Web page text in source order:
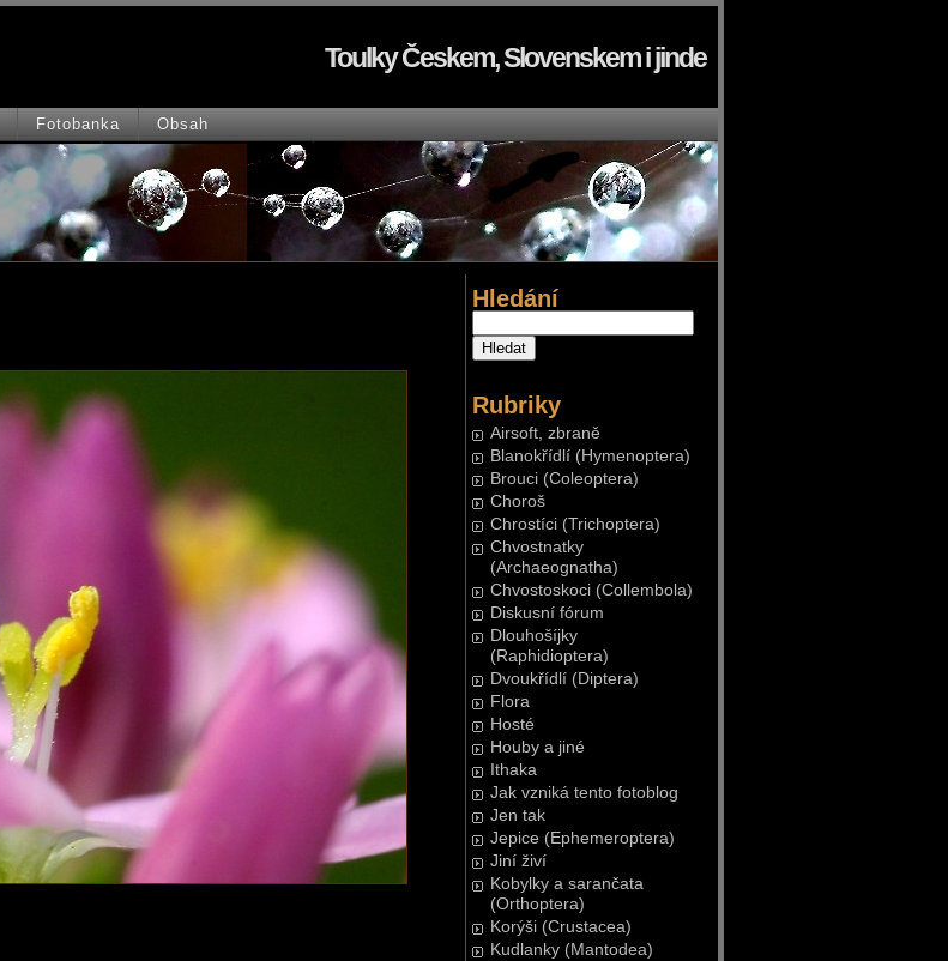
Toulky Českem, Slovenskem i jinde
Fotobanka Obsah
Hledání
Rubriky
Airsoft, zbraně
Blanokřídlí (Hymenoptera)
Brouci (Coleoptera)
Choroš
Chrostíci (Trichoptera)
Chvostnatky
(Archaeognatha)
Chvostoskoci (Collembola)
Diskusní fórum
Dlouhošíjky
(Raphidioptera)
Dvoukřídlí (Diptera)
Flora
Hosté
Houby a jiné
Ithaka
Jak vzniká tento fotoblog
Jen tak
Jepice (Ephemeroptera)
Jiní živí
Kobylky a sarančata
(Orthoptera)
Korýši (Crustacea)
Kudlanky (Mantodea)